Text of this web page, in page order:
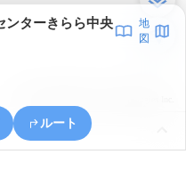
ターきらら中央
地
図
ルート